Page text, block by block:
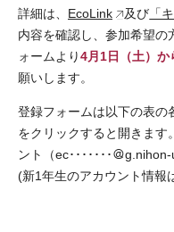
詳細は、 EcoLink 及び 「
内容を確認し、参加希望の
ォームより4月1日（土）
願いします。
登録フォームは以下の表の
をクリックすると開きます
ント（ec･･･････＠
(新1年生のアカウント情報